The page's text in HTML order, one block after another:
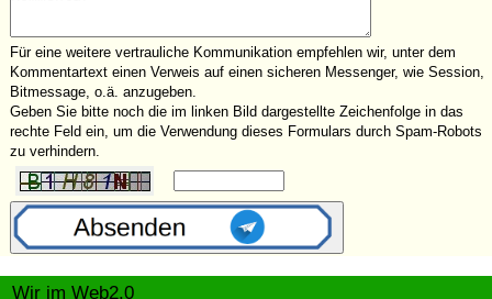
Für eine weitere vertrauliche Kommunikation empfehlen wir, unter dem
Kommentartext einen Verweis auf einen sicheren Messenger, wie Session,
Bitmessage, o.ä. anzugeben.
Geben Sie bitte noch die im linken Bild dargestellte Zeichenfolge in das
rechte Feld ein, um die Verwendung dieses Formulars durch Spam-Robots
zu verhindern.
Wir im Web2.0